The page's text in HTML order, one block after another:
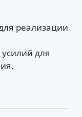
реализации
для